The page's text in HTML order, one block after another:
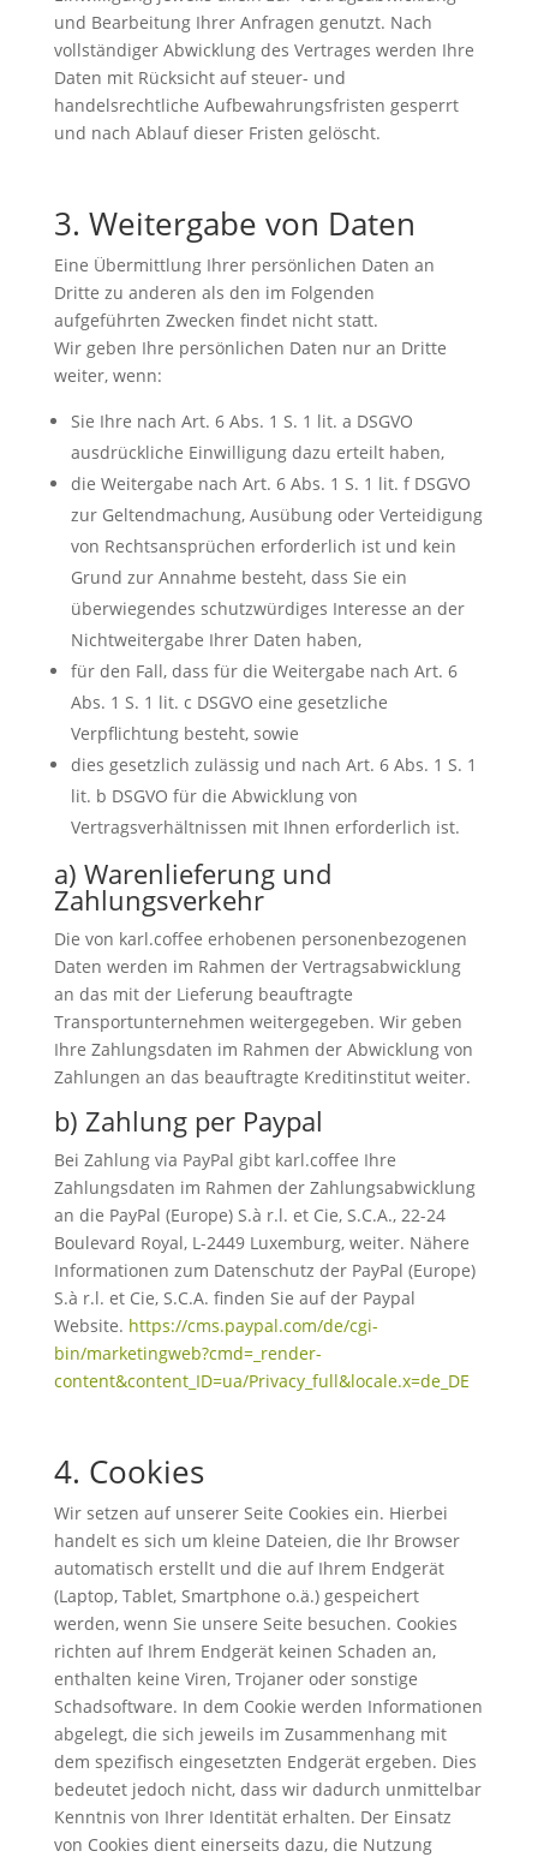
und Bearbeitung Ihrer Anfragen genutzt. Nach
vollständiger Abwicklung des Vertrages werden Ihre
Daten mit Rücksicht auf steuer- und
handelsrechtliche Aufbewahrungsfristen gesperrt
und nach Ablauf dieser Fristen gelöscht.
3. Weitergabe von Daten
Eine Übermittlung Ihrer persönlichen Daten an
Dritte zu anderen als den im Folgenden
aufgeführten Zwecken findet nicht statt.
Wir geben Ihre persönlichen Daten nur an Dritte
weiter, wenn:
Sie Ihre nach Art. 6 Abs. 1 S. 1 lit. a DSGVO
ausdrückliche Einwilligung dazu erteilt haben,
die Weitergabe nach Art. 6 Abs. 1 S. 1 lit. f DSGVO
zur Geltendmachung, Ausübung oder Verteidigung
von Rechtsansprüchen erforderlich ist und kein
Grund zur Annahme besteht, dass Sie ein
überwiegendes schutzwürdiges Interesse an der
Nichtweitergabe Ihrer Daten haben,
für den Fall, dass für die Weitergabe nach Art. 6
Abs. 1 S. 1 lit. c DSGVO eine gesetzliche
Verpflichtung besteht, sowie
dies gesetzlich zulässig und nach Art. 6 Abs. 1 S. 1
lit. b DSGVO für die Abwicklung von
Vertragsverhältnissen mit Ihnen erforderlich ist.
a) Warenlieferung und
Zahlungsverkehr
Die von karl.coffee erhobenen personenbezogenen
Daten werden im Rahmen der Vertragsabwicklung
an das mit der Lieferung beauftragte
Transportunternehmen weitergegeben. Wir geben
Ihre Zahlungsdaten im Rahmen der Abwicklung von
Zahlungen an das beauftragte Kreditinstitut weiter.
b) Zahlung per Paypal
Bei Zahlung via PayPal gibt karl.coffee Ihre
Zahlungsdaten im Rahmen der Zahlungsabwicklung
an die PayPal (Europe) S.à r.l. et Cie, S.C.A., 22-24
Boulevard Royal, L-2449 Luxemburg, weiter. Nähere
Informationen zum Datenschutz der PayPal (Europe)
S.à r.l. et Cie, S.C.A. finden Sie auf der Paypal
Website. https://cms.paypal.com/de/cgi-
bin/marketingweb?cmd=_render-
content&content_ID=ua/Privacy_full&locale.x=de_DE
4. Cookies
Wir setzen auf unserer Seite Cookies ein. Hierbei
handelt es sich um kleine Dateien, die Ihr Browser
automatisch erstellt und die auf Ihrem Endgerät
(Laptop, Tablet, Smartphone o.ä.) gespeichert
werden, wenn Sie unsere Seite besuchen. Cookies
richten auf Ihrem Endgerät keinen Schaden an,
enthalten keine Viren, Trojaner oder sonstige
Schadsoftware. In dem Cookie werden Informationen
abgelegt, die sich jeweils im Zusammenhang mit
dem spezifisch eingesetzten Endgerät ergeben. Dies
bedeutet jedoch nicht, dass wir dadurch unmittelbar
Kenntnis von Ihrer Identität erhalten. Der Einsatz
von Cookies dient einerseits dazu, die Nutzung